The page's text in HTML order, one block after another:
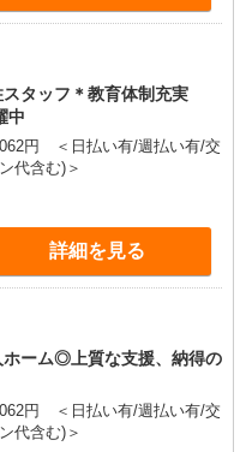
介助、生活援
タッフ＊教育体制充実
中
円 ＜日払い有/週払い有/交
代含む)＞
詳細を見る
ホーム◎上質な支援、納得の
円 ＜日払い有/週払い有/交
代含む)＞